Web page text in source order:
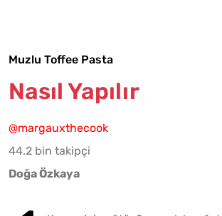
Muzlu Toffee Pasta
Nasıl Yapılır
@margauxthecook
44.2 bin takipçi
Doğa Özkaya